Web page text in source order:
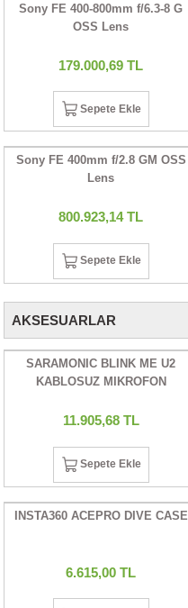
Sony FE 400-800mm f/6.3-8 G
OSS Lens
179.000,69 TL
Sepete Ekle
Sony FE 400mm f/2.8 GM OSS
Lens
800.923,14 TL
Sepete Ekle
AKSESUARLAR
SARAMONIC BLINK ME U2
KABLOSUZ MIKROFON
11.905,68 TL
Sepete Ekle
INSTA360 ACEPRO DIVE CASE
6.615,00 TL